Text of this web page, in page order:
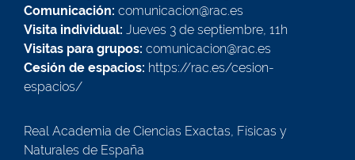
Comunicación: comunicacion@rac.es
Visita individual: Jueves 3 de septiembre, 11h
Visitas para grupos: comunicacion@rac.es
Cesión de espacios: https://rac.es/cesion-
espacios/
Real Academia de Ciencias Exactas, Físicas y
Naturales de España